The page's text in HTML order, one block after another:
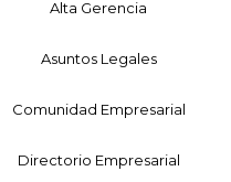
Alta Gerencia
Asuntos Legales
Comunidad Empresarial
Directorio Empresarial